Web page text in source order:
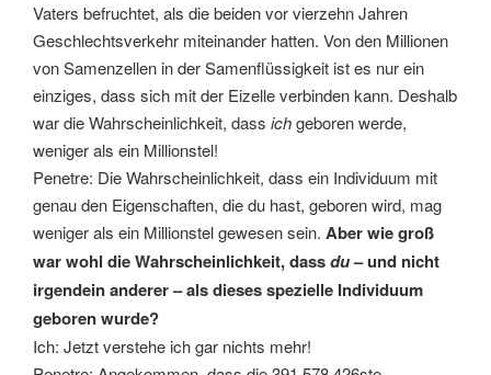
Vaters befruchtet, als die beiden vor vierzehn Jahren
Geschlechtsverkehr miteinander hatten. Von den Millionen
von Samenzellen in der Samenflüssigkeit ist es nur ein
einziges, dass sich mit der Eizelle verbinden kann. Deshalb
war die Wahrscheinlichkeit, dass ichgeboren werde,
weniger als ein Millionstel!
Penetre: Die Wahrscheinlichkeit, dass ein Individuum mit
genau den Eigenschaften, die du hast, geboren wird, mag
weniger als ein Millionstel gewesen sein. Aber wie groß
war wohl die Wahrscheinlichkeit, dassdu– und nicht
irgendein anderer – als dieses spezielle Individuum
geboren wurde?
Ich: Jetzt verstehe ich gar nichts mehr!